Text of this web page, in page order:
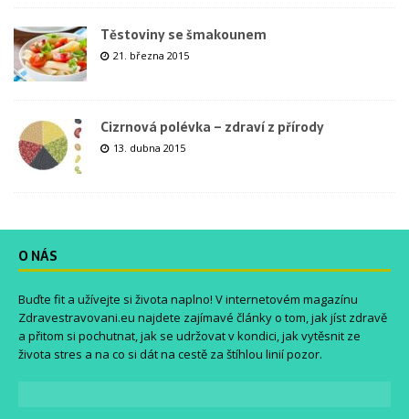
Těstoviny se šmakounem
21. března 2015
Cizrnová polévka – zdraví z přírody
13. dubna 2015
O NÁS
Buďte fit a užívejte si života naplno! V internetovém magazínu
Zdravestravovani.eu najdete zajímavé články o tom, jak jíst zdravě
a přitom si pochutnat, jak se udržovat v kondici, jak vytěsnit ze
života stres a na co si dát na cestě za štíhlou linií pozor.